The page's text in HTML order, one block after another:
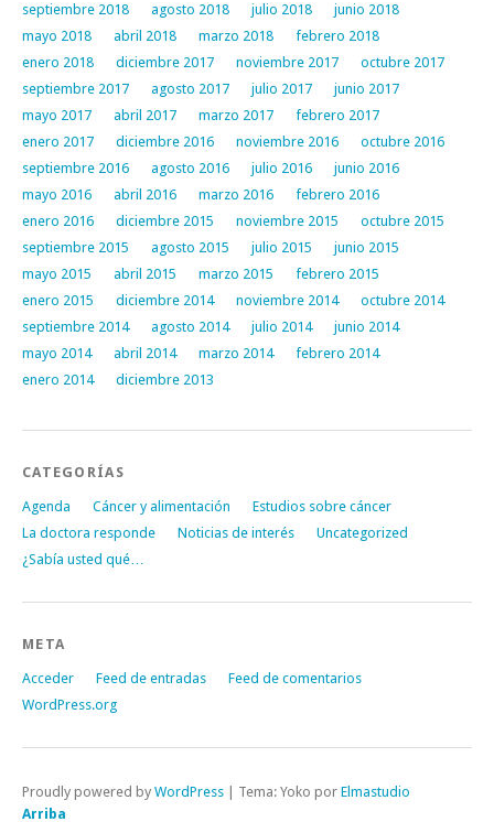
septiembre 2018
agosto 2018 julio 2018
junio 2018
mayo 2018
abril 2018 marzo 2018
febrero 2018
enero 2018
diciembre 2017 noviembre 2017
octubre 2017
septiembre 2017
agosto 2017 julio 2017
junio 2017
mayo 2017
abril 2017 marzo 2017
febrero 2017
enero 2017
diciembre 2016 noviembre 2016
octubre 2016
septiembre 2016
agosto 2016 julio 2016
junio 2016
mayo 2016
abril 2016 marzo 2016
febrero 2016
enero 2016
diciembre 2015 noviembre 2015
octubre 2015
septiembre 2015
agosto 2015 julio 2015
junio 2015
mayo 2015
abril 2015 marzo 2015
febrero 2015
enero 2015
diciembre 2014 noviembre 2014
octubre 2014
septiembre 2014
agosto 2014 julio 2014
junio 2014
mayo 2014
abril 2014 marzo 2014
febrero 2014
enero 2014
diciembre 2013
CATEGORÍAS
Agenda Cáncer y alimentación
Estudios sobre cáncer
La doctora responde
Noticias de interés
Uncategorized
¿Sabía usted qué…
META
Acceder Feed de entradas
Feed de comentarios
WordPress.org
Proudly powered by WordPress Tema: Yoko por Elmastudio
Arriba